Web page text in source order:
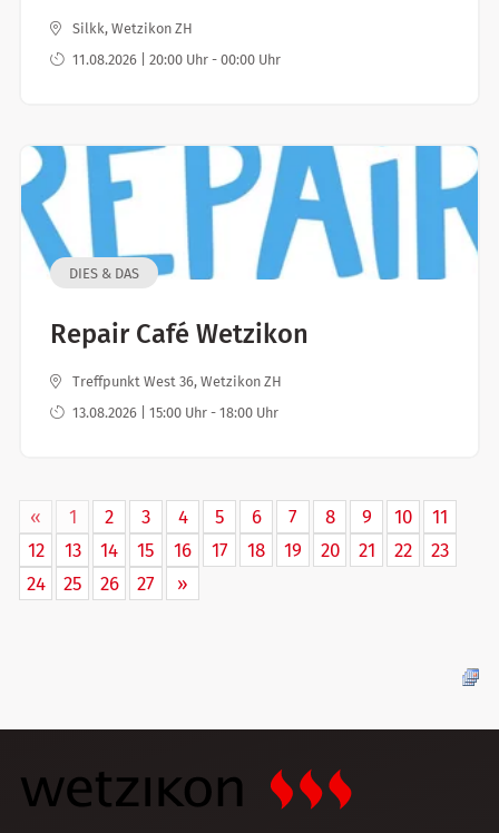
Silkk, Wetzikon ZH
11.08.2026 | 20:00 Uhr - 00:00 Uhr
DIES & DAS
Repair Café Wetzikon
Treffpunkt West 36, Wetzikon ZH
13.08.2026 | 15:00 Uhr - 18:00 Uhr
« 1 2 3 4 5 6 7 8 9 10
11
12
13 14 15 16 17 18 19 20 21 22
23
24
25 26 27 »